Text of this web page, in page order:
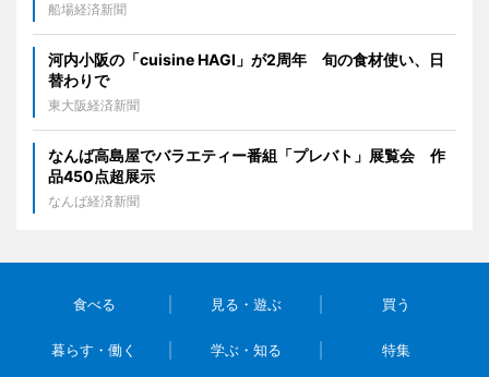
船場経済新聞
河内小阪の「cuisine HAGI」が2周年 旬の食材使い、日
替わりで
東大阪経済新聞
なんば高島屋でバラエティー番組「プレバト」展覧会 作
品450点超展示
なんば経済新聞
食べる 見る・遊ぶ 買う
暮らす・働く 学ぶ・知る 特集